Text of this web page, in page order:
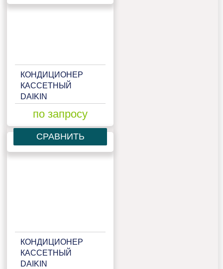
КОНДИЦИОНЕР
КАССЕТНЫЙ
DAIKIN
по запросу
СРАВНИТЬ
КОНДИЦИОНЕР
КАССЕТНЫЙ
DAIKIN